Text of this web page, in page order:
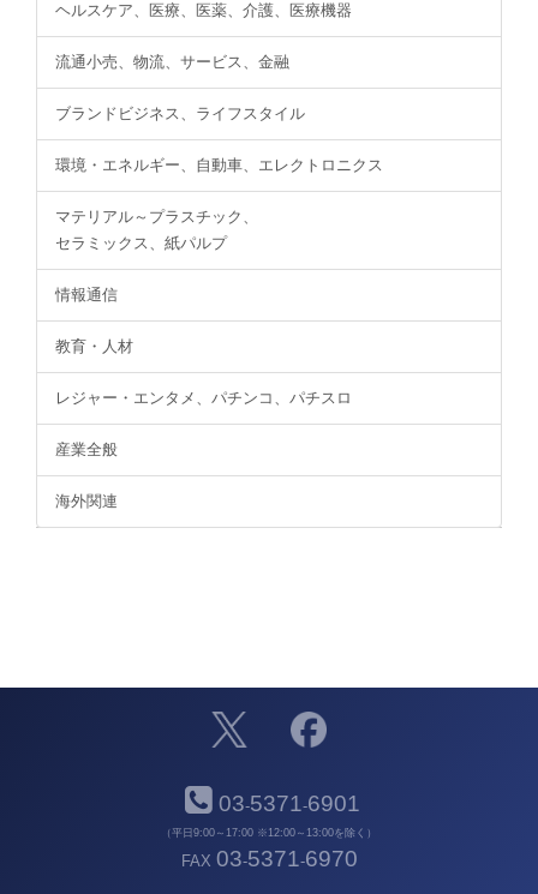
ヘルスケア、医療、医薬、介護、医療機器
流通小売、物流、サービス、金融
ブランドビジネス、ライフスタイル
環境・エネルギー、自動車、エレクトロニクス
マテリアル～プラスチック、
セラミックス、紙パルプ
情報通信
教育・人材
レジャー・エンタメ、パチンコ、パチスロ
産業全般
海外関連
03-5371-6901
（平日9:00～17:00 ※12:00～13:00を除く）
FAX 03-5371-6970